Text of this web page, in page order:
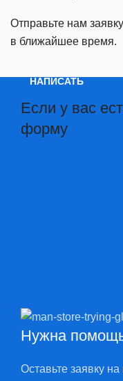
Отправьте нам
в ближайшее время.
НАПИСАТЬ
Если у вас
форму
Нужна
Оставьте заявку